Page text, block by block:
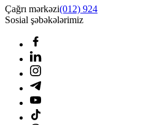
Çağrı mərkəzi(012) 924
Sosial şəbəkələrimiz